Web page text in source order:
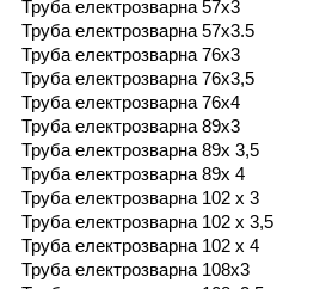
Труба електрозварна 57х3
Труба електрозварна 57х3.5
Труба електрозварна 76х3
Труба електрозварна 76х3,5
Труба електрозварна 76х4
Труба електрозварна 89х3
Труба електрозварна 89х 3,5
Труба електрозварна 89х 4
Труба електрозварна 102 х 3
Труба електрозварна 102 х 3,5
Труба електрозварна 102 х 4
Труба електрозварна 108х3